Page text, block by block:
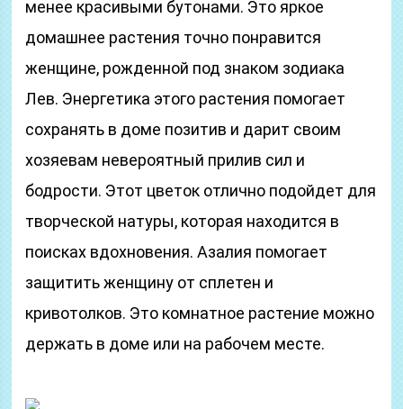
менее красивыми бутонами. Это яркое
домашнее растения точно понравится
женщине, рожденной под знаком зодиака
Лев. Энергетика этого растения помогает
сохранять в доме позитив и дарит своим
хозяевам невероятный прилив сил и
бодрости. Этот цветок отлично подойдет для
творческой натуры, которая находится в
поисках вдохновения. Азалия помогает
защитить женщину от сплетен и
кривотолков. Это комнатное растение можно
держать в доме или на рабочем месте.